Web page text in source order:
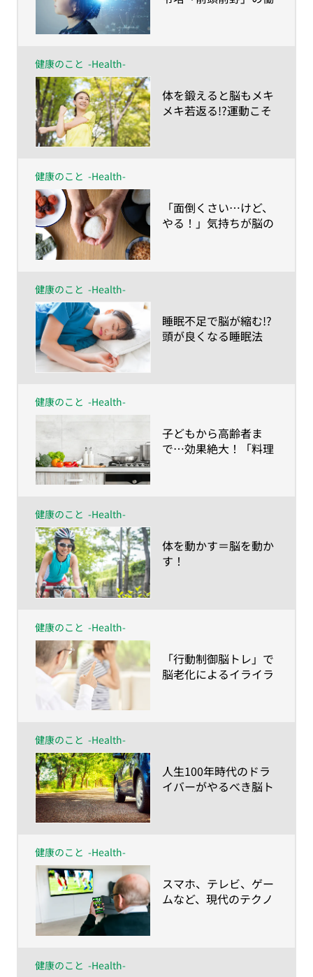
健康のこと -Health-
​体を鍛えると脳もメキ
メキ若返る!?運動こそ
健康のこと -Health-
​「面倒くさい…けど、
やる！」気持ちが脳の
健康のこと -Health-
​睡眠不足で脳が縮む!?
頭が良くなる睡眠法
健康のこと -Health-
​子どもから高齢者ま
で…効果絶大！「料理
健康のこと -Health-
​体を動かす＝脳を動か
す！
健康のこと -Health-
​「行動制御脳トレ」で
脳老化によるイライラ
健康のこと -Health-
​人生100年時代のドラ
イバーがやるべき脳ト
健康のこと -Health-
​スマホ、テレビ、ゲー
ムなど、現代のテクノ
健康のこと -Health-